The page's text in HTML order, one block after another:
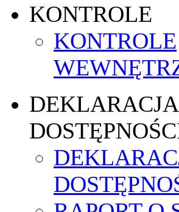
KONTROLE
KONTROLE
DEKLARACJA